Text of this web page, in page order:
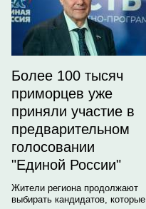
Более 100 тысяч
приморцев уже
приняли участие в
предварительном
голосовании
"Единой России"
Жители региона продолжают
выбирать кандидатов, которые